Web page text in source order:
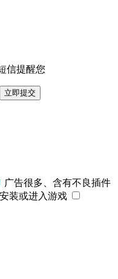
信提醒您
立即提交
广告很多、含有不良插件
装或进入游戏